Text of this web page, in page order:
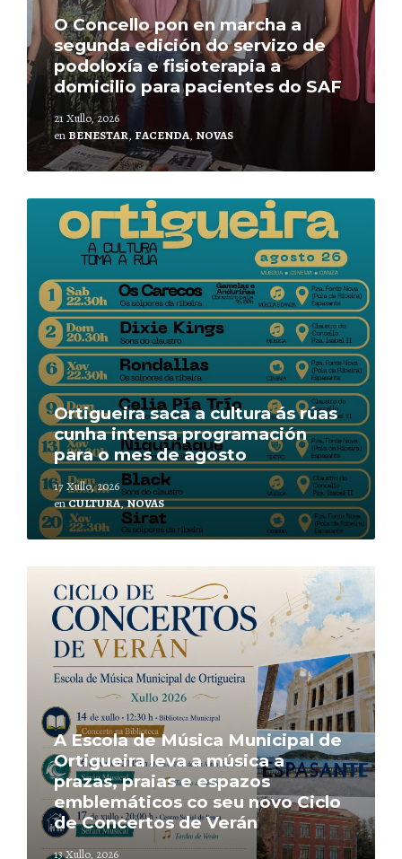
O Concello pon en marcha a
segunda edición do servizo de
podoloxía e fisioterapia a
domicilio para pacientes do SAF
21 Xullo, 2026
en BENESTAR, FACENDA, NOVAS
Ortigueira saca a cultura ás rúas
cunha intensa programación
para o mes de agosto
17 Xullo, 2026
enCULTURA,NOVAS
Leer
A Escola de Música Municipal de
Ortigueira leva a música a
prazas, praias e espazos
emblemáticos co seu novo Ciclo
de Concertos de Verán
13 Xullo, 2026
Leer